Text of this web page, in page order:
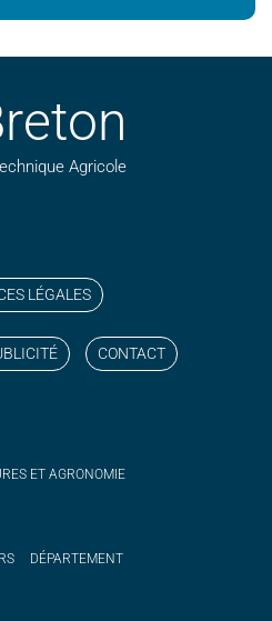
Agricole
LÉGALES
CONTACT
ET AGRONOMIE
DÉPARTEMENT